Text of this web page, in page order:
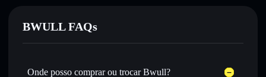
BWULL FAQs
Onde posso comprar ou trocar Bwull?